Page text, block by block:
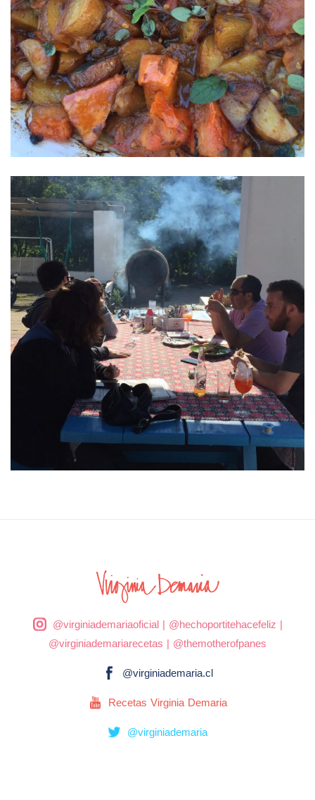
@virginiademariaoficial| @hechoportitehacefeliz |
@virginiademariarecetas | @themotherofpanes
@virginiademaria.cl
Recetas Virginia Demaria
@virginiademaria